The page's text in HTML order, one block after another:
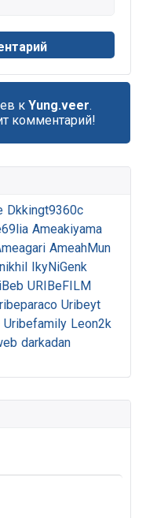
к Yung.veer.
комментарий!
Dkkingt9360c
Ameakiyama
AmeahMun
IkyNiGenk
URIBeFILM
Uribeyt
Uribefamily Leon2k
darkadan